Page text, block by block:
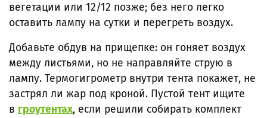
вегетации или 12/12 позже; без него легко
оставить лампу на сутки и перегреть воздух.
Добавьте обдув на прищепке: он гоняет воздух
между листьями, но не направляйте струю в
лампу. Термогигрометр внутри тента покажет, не
застрял ли жар под кроной. Пустой тент ищите
в гроутентах, если решили собирать комплект